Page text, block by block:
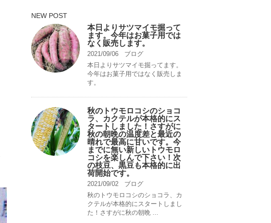
NEW POST
本日よりサツマイモ掘って
ます。今年はお菓子用では
なく販売します。
2021/09/06
ブログ
本日よりサツマイモ掘ってます。
今年はお菓子用ではなく販売しま
す。
秋のトウモロコシのショコ
ラ、カクテルが本格的にス
タートしました！さすがに
秋の朝晩の温度差と最近の
晴れで最高に甘いです。今
までに無い新しいトウモロ
コシを楽しんで下さい！次
の枝豆、黒豆も本格的に出
荷開始です。
2021/09/02
ブログ
秋のトウモロコシのショコラ、カ
クテルが本格的にスタートしまし
た！さすがに秋の朝晩 ...